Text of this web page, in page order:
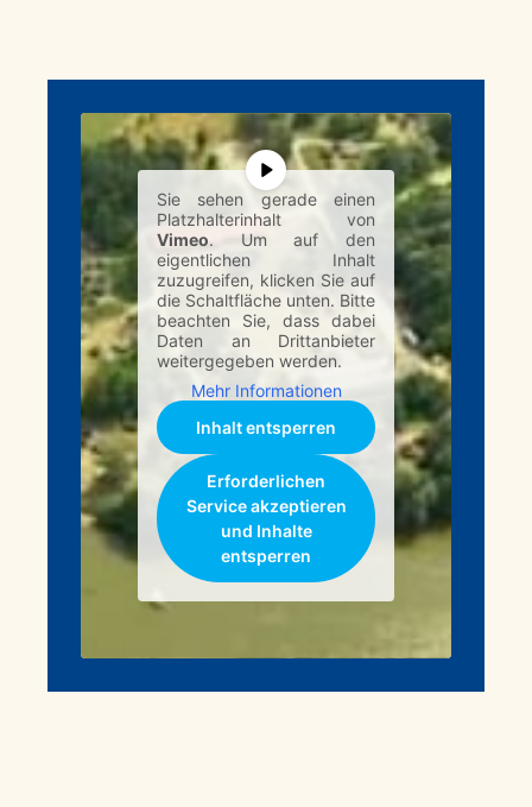
Sie sehen gerade einen
Platzhalterinhalt von
Vimeo. Um auf den
eigentlichen Inhalt
zuzugreifen, klicken Sie auf
die Schaltfläche unten. Bitte
beachten Sie, dass dabei
Daten an Drittanbieter
weitergegeben werden.
Mehr Informationen
Inhalt entsperren
Erforderlichen
Service akzeptieren
und Inhalte
entsperren